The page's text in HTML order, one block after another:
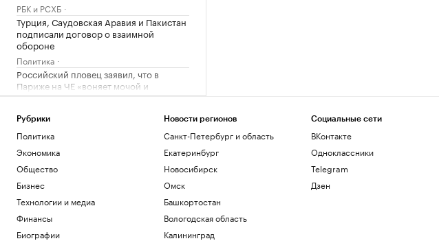
РБК и РСХБ
Турция, Саудовская Аравия и Пакистан
подписали договор о взаимной
обороне
Политика
Российский пловец заявил, что в
Париже на ЧЕ «воняет мочой и
помойками»
В Москве простились с легендарным
баскетболистом Иваном Едешко
Спорт
Путин рассказал президенту ОАЭ о
ситуации вокруг Украины
Политика
Politico сообщило об обсуждении
замены канцлера Германии Фридриха
Мерца
Рубрики
Политика
Экономика
Общество
Бизнес
Технологии и медиа
Финансы
Биографии
Новости регионов
Санкт-Петербург и область
Екатеринбург
Новосибирск
Омск
Башкортостан
Вологодская область
Калининград
Социальные сети
ВКонтакте
Одноклассники
Telegram
Дзен